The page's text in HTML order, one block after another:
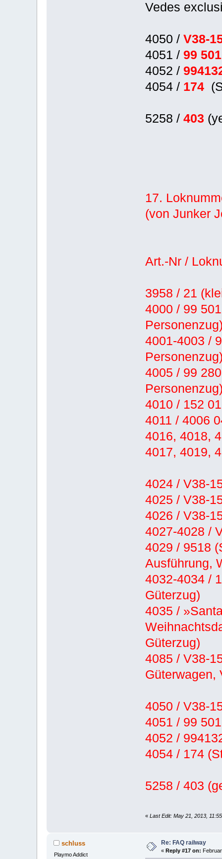
Vedes
4050 /V38-
4051 /99
4052 /
4054 / 174
5258 /403
17.
(von Junker
Art.-Nr /
3958 / 21
4000 / 99
4001-4003 /
4005 / 99
4010 / 152
4011 / 4006
4016, 4018,
4017, 4019,
4024 / V38-
4025 / V38-
4026 / V38-
4027-4028 /
4029 / 9518
Ausführung,
4032-4034 /
Güterzug)
4035 /
Güterzug)
4085 / V38-
Güterwagen,
4050 / V38-
4051 / 99
4052 /
4054 / 174
5258 / 403
«Last Edit: May 21, 2013,
schluss
Playmo Addict
Re: FAQ railway
«Reply #17 on: